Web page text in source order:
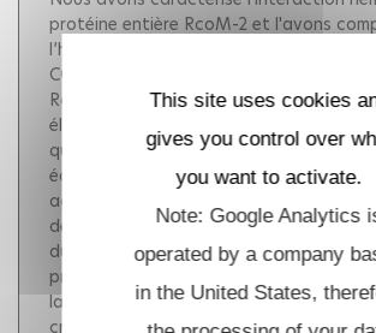
protéine entière RcoM-2 et l'avons
l’hémo-domaine isolé RcoMH-2. RcoM-2
CO avec une affinité effective plus
RcoMH-2. Le CO se dissocie avec un
élevé par rapport à RcoMH-2, où la
quasi irréversible. Une petite fraction du
échapper de la protéine, ainsi
agir comme senseur du CO. La présence
de liaison à l'ADN influence les
du CO à l'hème. Les études sur l'origine
précise des propriétés dynamiques
la structure 3D de RcoM-2.La détection
cruciale pour Mycobacterium
This site uses cookies
gives you control over
you want to activate.
Note: Google Analytics
operated by a company
in the United States,